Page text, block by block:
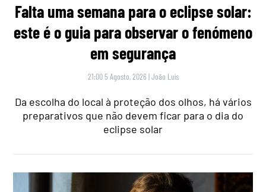
Falta uma semana para o eclipse solar:
este é o guia para observar o fenómeno
em segurança
21:00 5 Agosto, 2026 |João Luís
Da escolha do local à proteção dos olhos, há vários
preparativos que não devem ficar para o dia do
eclipse solar